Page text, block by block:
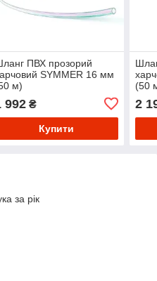
ПВХ прозорий
SYMMER 16 мм
м)
992₴
Купити
(50
2
за рік